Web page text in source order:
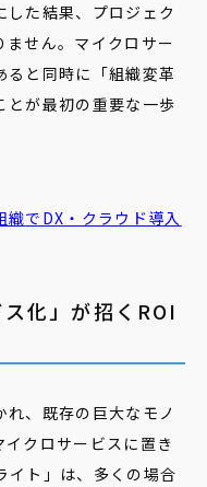
た結果、プロジェク
ません。マイクロサー
ると同時に「組織変革
とが最初の重要な一歩
織でDX・クラウド導入
化」が招くROI
、既存の巨大なモノ
クロサービスに置き
イト」は、多くの場合